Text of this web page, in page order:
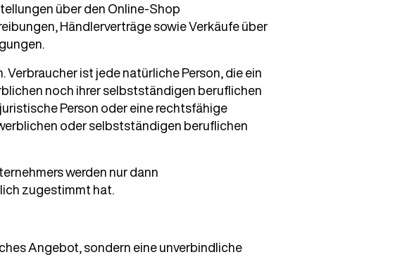
über den Online-Shop
Händlerverträge sowie Verkäufe über
ist jede natürliche Person, die ein
noch ihrer selbstständigen beruflichen
Person oder eine rechtsfähige
oder selbstständigen beruflichen
werden nur dann
zugestimmt hat.
Angebot, sondern eine unverbindliche